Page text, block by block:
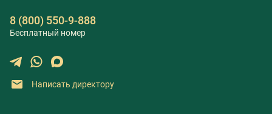
8 (800) 550-9-888
Бесплатный номер
Написать директору